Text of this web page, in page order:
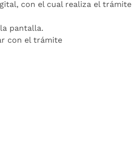
con el cual realiza el trámite
pantalla.
con el trámite